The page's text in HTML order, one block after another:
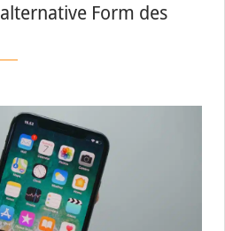
Form des